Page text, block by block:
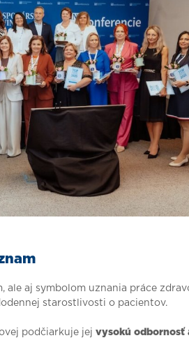
ale aj symbolom uznania práce
starostlivosti o pacientov.
podčiarkuje jej vysokú odbornosť